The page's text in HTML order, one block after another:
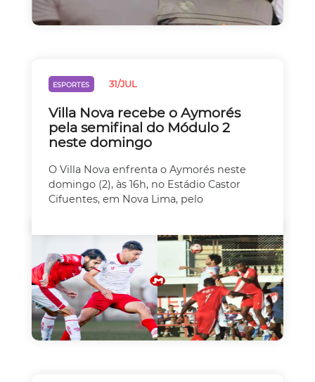
ESPORTES 31/JUL
Villa Nova recebe o Aymorés
pela semifinal do Módulo 2
neste domingo
O Villa Nova enfrenta o Aymorés neste
domingo (2), às 16h, no Estádio Castor
Cifuentes, em Nova Lima, pelo